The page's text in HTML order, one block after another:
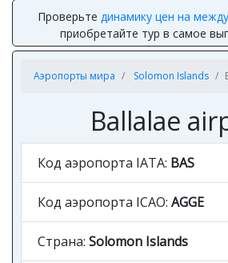
Проверьте динамику цен на
приобретайте тур в самое
Аэропорты мира Solomon Islands
Ballalae
Код аэропорта IATA: BAS
Код аэропорта ICAO: AGGE
Страна: Solomon Islands